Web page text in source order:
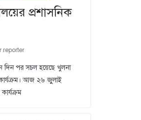
প্রশাসনিক
reporter
দিন পর সচল হয়েছে খুলনা
কার্যক্রম। আজ ২৬ জুুলাই